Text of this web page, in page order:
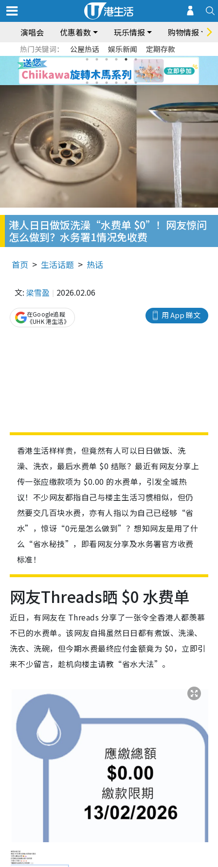
演唱会 优惠着数 玩乐情报 购物情报
热门关键词： 公屋热话 娱乐新闻 定期存款
港人日日做饭洗澡“水费单 $0”！网友惊问
怎么做到？水务署1情况免收费
首页 生活话题 热话
文: 梁雪盈 2026.02.06
用 App 睇文
在Google追蹤
《UHK 港生活》
香港生活样样贵，但竟然有人可以日日做饭、洗
澡、洗衣，最后水费单 $0 结账？最近有网友分享上
传一张应缴款项为 $0.00 的水费单，引发全城热
议！不少网友都指自己与楼主生活习惯相似，但仍
然要交几百块水费，亦有人指以为自己已经够“省
水”，惊讶“0元是怎么做到”？想知网友是用了什
么“省水秘技”，即看网友分享及水务署官方收费
标准！
网友Threads晒 $0 水费单
近日，有网友在 Threads 分享了一张令全香港人都羡慕
不已的水费单。该网友自揭虽然日日都有煮饭、洗澡、
洗衣、洗碗，但今期水费最终应付金额竟为 $0，立即引
来不少留言，趁机向楼主请教“省水大法”。